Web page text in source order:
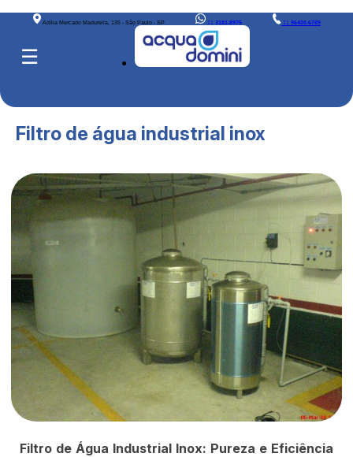
Adília Mercado Madureira, 135 - São Paulo - SP 113181-8975 11 96400-6789
☰
Filtro de água industrial inox
Filtro de Água Industrial Inox: Pureza e Eficiência